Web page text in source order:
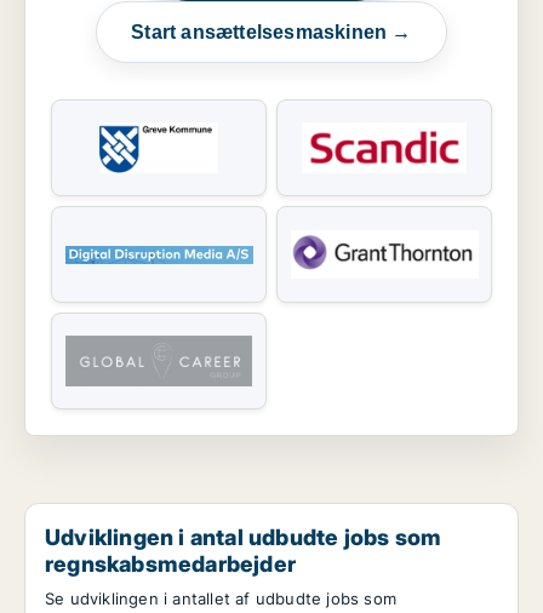
Start ansættelsesmaskinen →
Udviklingen i antal udbudte jobs som
regnskabsmedarbejder
Se udviklingen i antallet af udbudte jobs som